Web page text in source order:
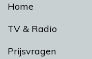
Home
TV & Radio
Prijsvragen